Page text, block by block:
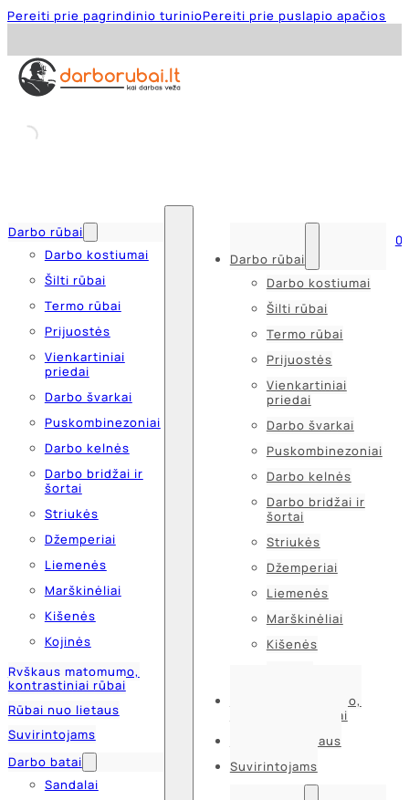
Pereiti prie pagrindinio turinioPereiti prie puslapio apačios
Darbo rūbai
Darbo kostiumai
Šilti rūbai
Termo rūbai
Prijuostės
Vienkartiniai
priedai
Darbo švarkai
Puskombinezoniai
Darbo kelnės
Darbo bridžai ir
šortai
Striukės
Džemperiai
Liemenės
Marškinėliai
Kišenės
Kojinės
Ryškaus matomumo,
kontrastiniai rūbai
Rūbai nuo lietaus
Suvirintojams
Darbo batai
Sandalai
Darbo rūbai
Darbo kostiumai
Šilti rūbai
Termo rūbai
Prijuostės
Vienkartiniai
priedai
Darbo švarkai
Puskombinezoniai
Darbo kelnės
Darbo bridžai ir
šortai
Striukės
Džemperiai
Liemenės
Marškinėliai
Kišenės
Ryškaus matomumo,
kontrastiniai rūbai
Rūbai nuo lietaus
Suvirintojams
0